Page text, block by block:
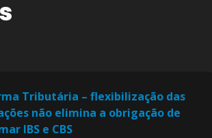
Tributária – flexibilização das
não elimina a obrigação de
IBS e CBS